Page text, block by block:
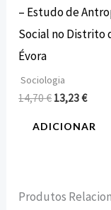
– Estudo de
Social no Distrito
Évora
Sociologia
14,70€ 13,23€
ADICIONAR
Produtos